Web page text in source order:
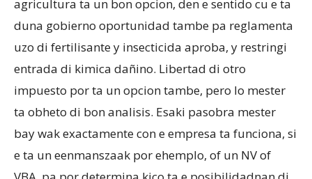
agricultura ta un bon opcion, den e sentido cu e ta
duna gobierno oportunidad tambe pa reglamenta
uzo di fertilisante y insecticida aproba, y restringi
entrada di kimica dañino. Libertad di otro
impuesto por ta un opcion tambe, pero lo mester
ta obheto di bon analisis. Esaki pasobra mester
bay wak exactamente con e empresa ta funciona, si
e ta un eenmanszaak por ehemplo, of un NV of